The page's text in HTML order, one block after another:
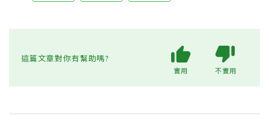
這篇文章對你有幫助嗎?
實用 不實用